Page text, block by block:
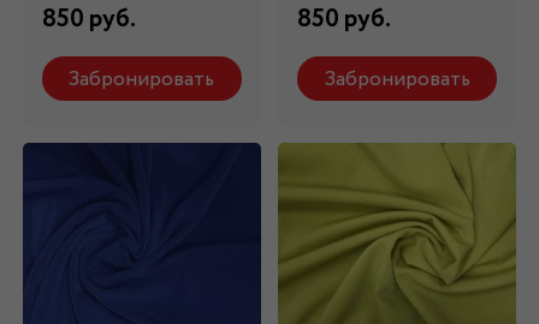
850 руб.
Забронировать
850 руб.
Забронировать